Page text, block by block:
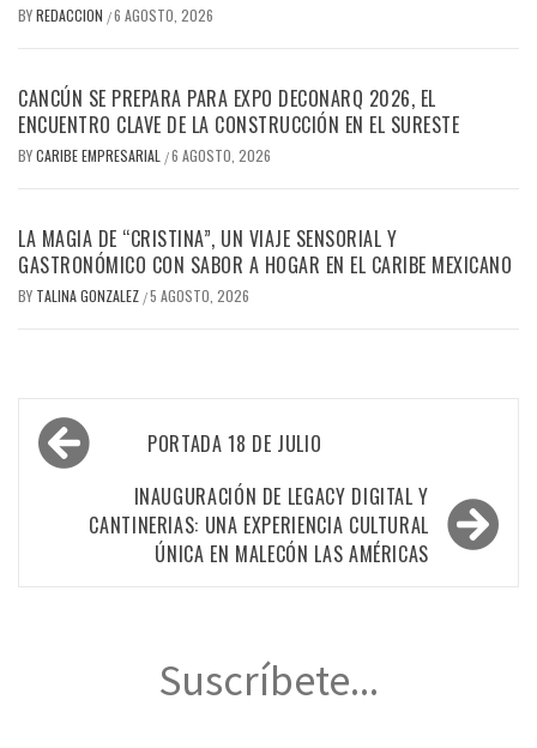
BYREDACCION /6 AGOSTO, 2026
CANCÚN SE PREPARA PARA EXPO DECONARQ 2026, EL
ENCUENTRO CLAVE DE LA CONSTRUCCIÓN EN EL SURESTE
BYCARIBE EMPRESARIAL /6 AGOSTO, 2026
LA MAGIA DE “CRISTINA”, UN VIAJE SENSORIAL Y
GASTRONÓMICO CON SABOR A HOGAR EN EL CARIBE MEXICANO
BY TALINA GONZALEZ /5 AGOSTO, 2026
Navegación
de
entradas
PORTADA 18 DE JULIO
INAUGURACIÓN DE LEGACY DIGITAL Y
CANTINERIAS: UNA EXPERIENCIA CULTURAL
ÚNICA EN MALECÓN LAS AMÉRICAS
Suscríbete...